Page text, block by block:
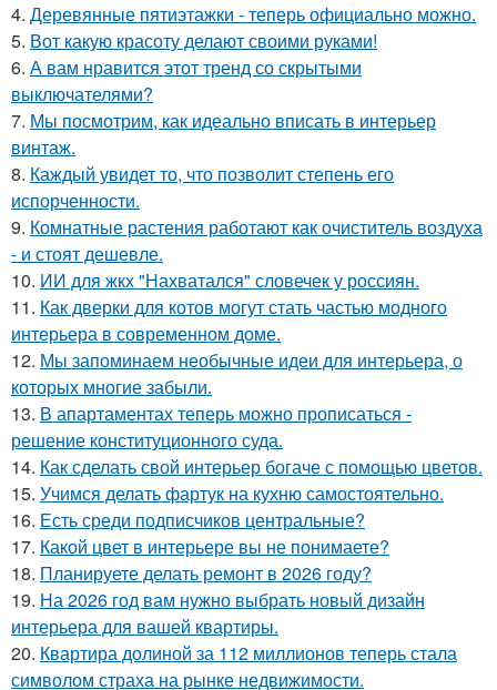
4. Деревянные пятиэтажки - теперь официально можно.
5. Вот какую красоту делают своими руками!
6. А вам нравится этот тренд со скрытыми
выключателями?
7. Мы посмотрим, как идеально вписать в интерьер
винтаж.
8. Каждый увидет то, что позволит степень его
испорченности.
9. Комнатные растения работают как очиститель воздуха
- и стоят дешевле.
10. ИИ для жкх "Нахватался" словечек у россиян.
11. Как дверки для котов могут стать частью модного
интерьера в современном доме.
12. Мы запоминаем необычные идеи для интерьера, о
которых многие забыли.
13. В апартаментах теперь можно прописаться -
решение конституционного суда.
14. Как сделать свой интерьер богаче с помощью цветов.
15. Учимся делать фартук на кухню самостоятельно.
16. Есть среди подписчиков центральные?
17. Какой цвет в интерьере вы не понимаете?
18. Планируете делать ремонт в 2026 году?
19. На 2026 год вам нужно выбрать новый дизайн
интерьера для вашей квартиры.
20. Квартира долиной за 112 миллионов теперь стала
символом страха на рынке недвижимости.